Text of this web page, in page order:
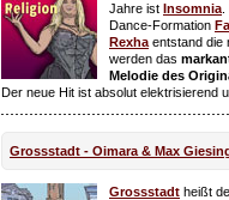
Jahre ist Insomnia
Dance-Formation
Rexha entstand die
werden das
Melodie des
Der neue Hit ist absolut elektrisierend
Grossstadt - Oimara & Max
Grossstadt heißt